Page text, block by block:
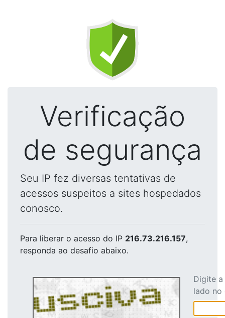
Verificação
de segurança
Seu IP fez diversas tentativas de
acessos suspeitos a sites hospedados
conosco.
Para liberar o acesso do IP 216.73.216.157,
responda ao desafio abaixo.
Digite
lado no